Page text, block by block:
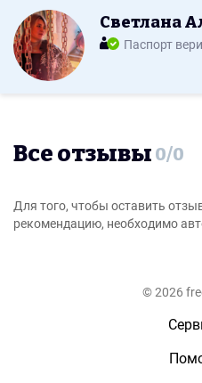
Светлана
Паспорт
Все отзывы 0/0
Для того, чтобы оставить
рекомендацию, необходимо
© 2026